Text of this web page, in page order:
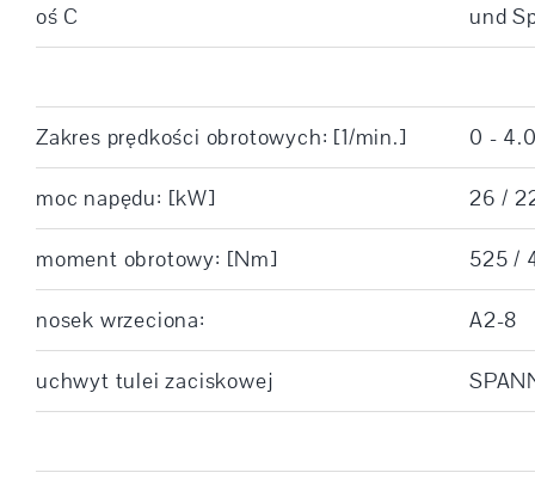
oś C und
Zakres prędkości obrotowych: [1/min.] 0 -
moc napędu: [kW] 26 /
moment obrotowy: [Nm] 525 /
nosek wrzeciona: A2-8
uchwyt tulei zaciskowej